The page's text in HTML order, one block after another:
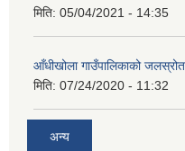
मिति: 05/04/2021 - 14:35
आँधीखोला गाउँपालिकाको
मिति: 07/24/2020 - 11:32
अन्य